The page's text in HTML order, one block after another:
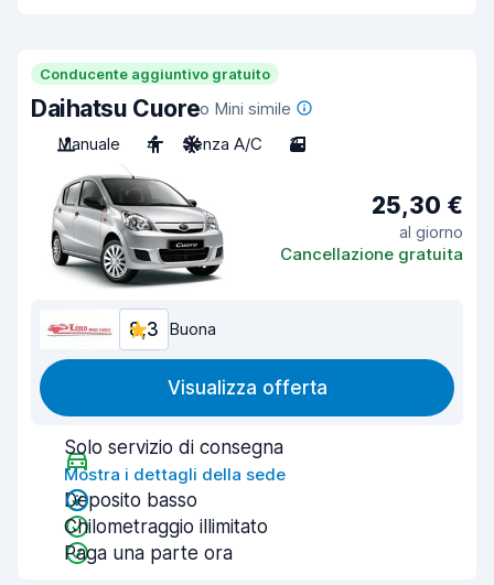
Conducente aggiuntivo gratuito
Daihatsu Cuoreo Mini simile
Manuale
4 Senza A/C 3
25,30 €
al giorno
Cancellazione gratuita
8,3 Buona
Visualizza offerta
Solo servizio di consegna
Mostra i dettagli della sede
Deposito basso
Chilometraggio illimitato
Paga una parte ora